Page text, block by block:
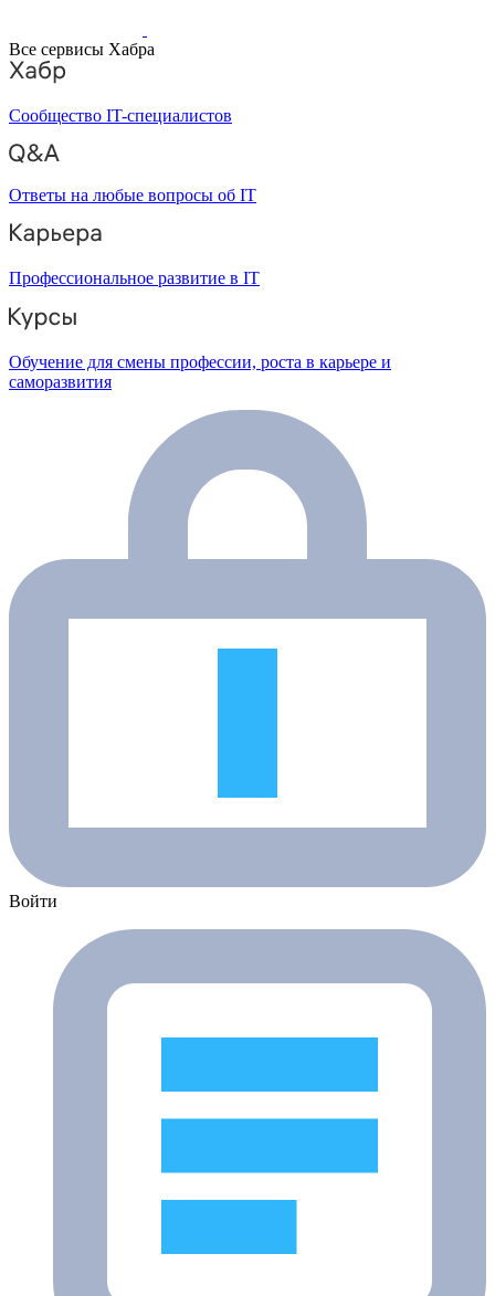
Все сервисы Хабра
Сообщество IT-специалистов
Ответы на любые вопросы об IT
Профессиональное развитие в IT
Обучение для смены профессии, роста в карьере и
саморазвития
Войти